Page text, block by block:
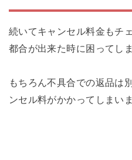
続いてキャンセル料金もチ
都合が出来た時に困ってし
もちろん不具合での返品は
ンセル料がかかってしまいま